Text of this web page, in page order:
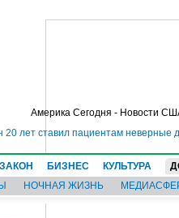
Америка Сегодня - Новости
пациентам неверные диагнозы
ЗАКОН БИЗНЕС КУЛЬТУРА
НОЧНАЯ ЖИЗНЬ